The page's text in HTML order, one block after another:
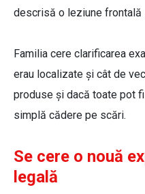
descrisă o leziune frontală
Familia cere clarificarea
erau localizate și cât de
produse și dacă toate pot
simplă cădere pe scări.
Se cere o nouă
legală